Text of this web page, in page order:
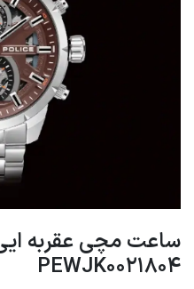
ساعت مچی عقربه
PEWJK0021804